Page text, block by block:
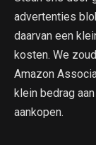
advertenties
daarvan een
kosten. We
Amazon
klein bedrag
aankopen.